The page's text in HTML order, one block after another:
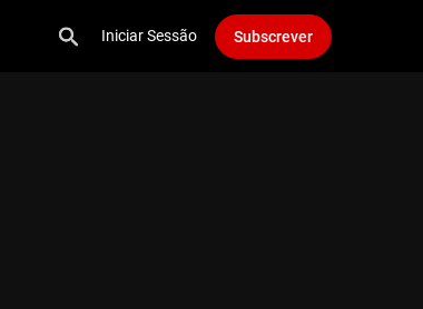
Iniciar Sessão Subscrever